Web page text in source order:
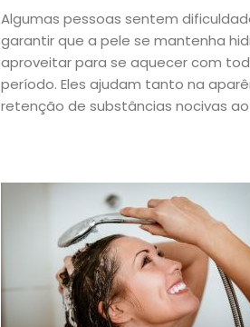
Algumas pessoas sentem
garantir que a pele se mantenha
aproveitar para se aquecer com
período. Eles ajudam tanto na
retenção de substâncias nocivas